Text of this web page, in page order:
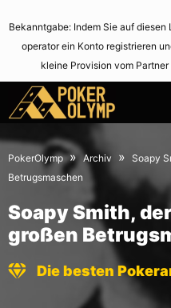
Bekanntgabe: Indem Sie auf
operator ein Konto registrieren
kleine Provision vom
January
2013
2,
2021
PokerOlymp » Archiv »
Soapy
Betrugsmaschen
Soapy Smith,
großen
Die besten